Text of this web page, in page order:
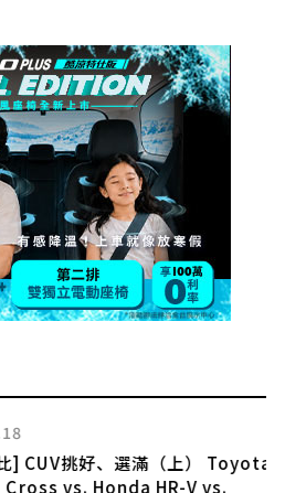
] CUV挑好、選滿（上） Toyota
vs. Honda HR-V vs.